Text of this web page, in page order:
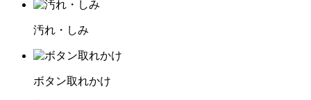
汚れ・しみ
ボタン取れかけ